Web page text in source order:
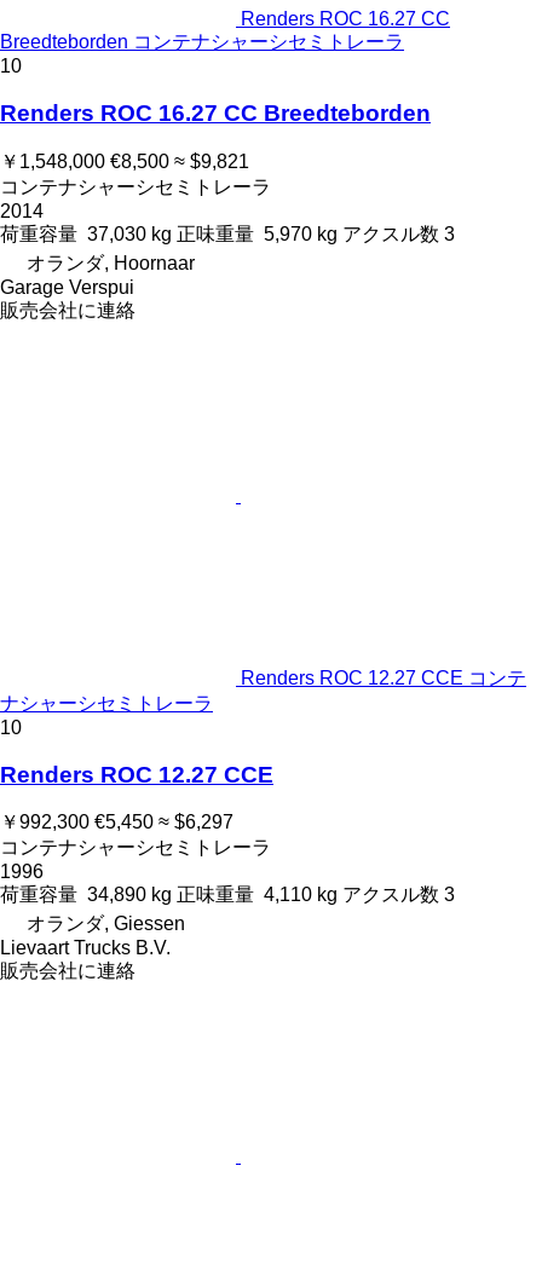
Renders ROC 16.27 CC
Breedteborden コンテナシャーシセミトレーラ
10
Renders ROC 16.27 CC Breedteborden
￥1,548,000 €8,500 ≈ $9,821
コンテナシャーシセミトレーラ
2014
荷重容量 37,030 kg 正味重量 5,970 kg アクスル数 3
オランダ, Hoornaar
Garage Verspui
販売会社に連絡
Renders ROC 12.27 CCE コンテ
ナシャーシセミトレーラ
10
Renders ROC 12.27 CCE
￥992,300 €5,450 ≈ $6,297
コンテナシャーシセミトレーラ
1996
荷重容量 34,890 kg 正味重量 4,110 kg アクスル数 3
オランダ, Giessen
Lievaart Trucks B.V.
販売会社に連絡